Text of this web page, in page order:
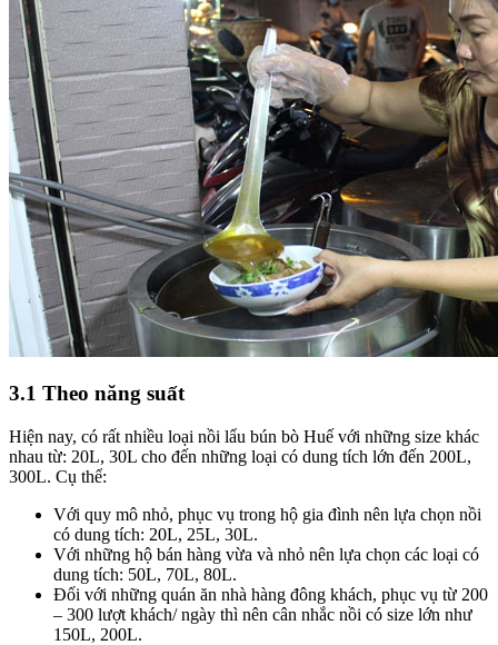
3.1 Theo năng suất
Hiện nay, có rất nhiều loại nồi lẩu bún bò Huế với những size khác
nhau từ: 20L, 30L cho đến những loại có dung tích lớn đến 200L,
300L. Cụ thể:
Với quy mô nhỏ, phục vụ trong hộ gia đình nên lựa chọn nồi
có dung tích: 20L, 25L, 30L.
Với những hộ bán hàng vừa và nhỏ nên lựa chọn các loại có
dung tích: 50L, 70L, 80L.
Đối với những quán ăn nhà hàng đông khách, phục vụ từ 200
– 300 lượt khách/ ngày thì nên cân nhắc nồi có size lớn như
150L, 200L.